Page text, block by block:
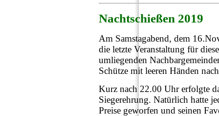
Nachtschießen 2019
Am Samstagabend, dem
die letzte Veranstaltung für
umliegenden
Schütze mit leeren Händen
Kurz nach 22.00 Uhr erfolgte
Siegerehrung. Natürlich hatte
Preise geworfen und seinen